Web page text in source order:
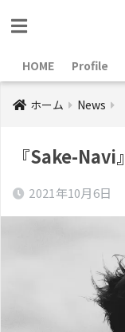
HOME Profile
ホーム News
『Sake-Navi』
2021年10月6日